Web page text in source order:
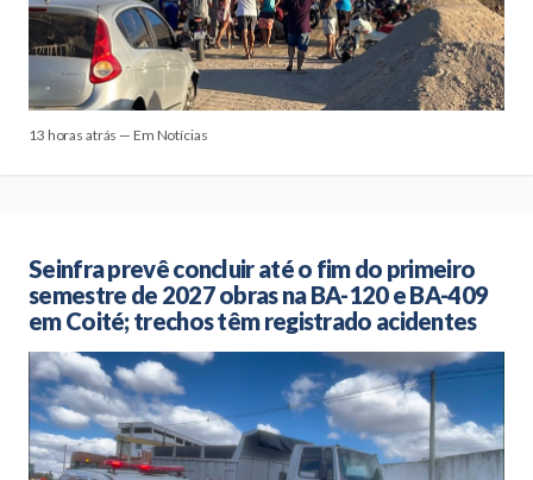
13 horas atrás — Em Notícias
Seinfra prevê concluir até o fim do primeiro
semestre de 2027 obras na BA-120 e BA-409
em Coité; trechos têm registrado acidentes